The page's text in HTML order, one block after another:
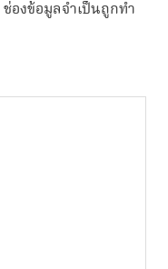
ช่องข้อมูลจำเป็นถูกทำ